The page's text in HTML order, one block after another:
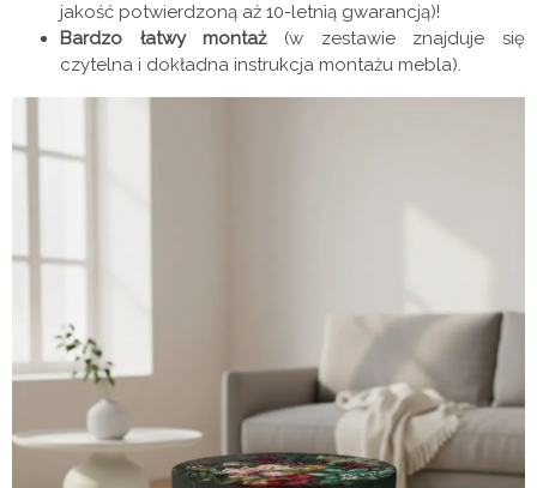
jakość potwierdzoną aż 10-letnią gwarancją)!
Bardzo łatwy montaż(w zestawie znajduje się
czytelna i dokładna instrukcja montażu mebla).